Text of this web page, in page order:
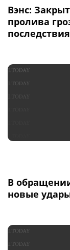
Вэнс:
пролива
В
новые